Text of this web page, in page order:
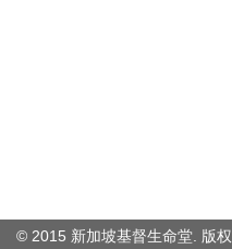
© 2015 新加坡基督生命堂. 版权